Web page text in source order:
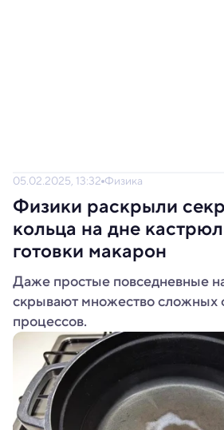
05.02.2025, 13:32 Физика
Физики раскрыли
кольца на дне
готовки макарон
Даже простые повседневные
скрывают множество сложных
процессов.